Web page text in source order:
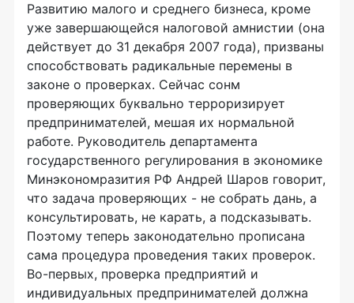
Развитию малого и среднего бизнеса, кроме
уже завершающейся налоговой амнистии (она
действует до 31 декабря 2007 года), призваны
способствовать радикальные перемены в
законе о проверках. Сейчас сонм
проверяющих буквально терроризирует
предпринимателей, мешая их нормальной
работе. Руководитель департамента
государственного регулирования в экономике
Минэкономразития РФ Андрей Шаров говорит,
что задача проверяющих - не собрать дань, а
консультировать, не карать, а подсказывать.
Поэтому теперь законодательно прописана
сама процедура проведения таких проверок.
Во-первых, проверка предприятий и
индивидуальных предпринимателей должна